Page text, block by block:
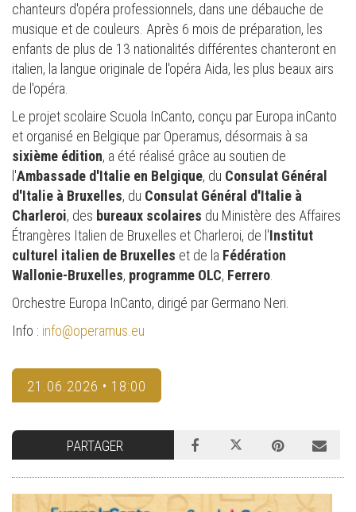
chanteurs d'opéra professionnels, dans une débauche de
musique et de couleurs. Après 6 mois de préparation, les
enfants de plus de 13 nationalités différentes chanteront en
italien, la langue originale de l'opéra Aida, les plus beaux airs
de l'opéra.
Le projet scolaire Scuola InCanto, conçu par Europa inCanto
et organisé en Belgique par Operamus, désormais à sa
sixième édition, a été réalisé grâce au soutien de
l'Ambassade d'Italie en Belgique, du Consulat Général
d'Italie à Bruxelles, du Consulat Général d'Italie à
Charleroi, des bureaux scolaires du Ministère des Affaires
Étrangères Italien de Bruxelles et Charleroi, de l'Institut
culturel italien de Bruxelles et de la Fédération
Wallonie-Bruxelles, programme OLC, Ferrero.
Orchestre Europa InCanto, dirigé par Germano Neri.
Info : info@operamus.eu
21.06.2026 • 18:00
PARTAGER